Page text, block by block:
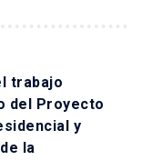
trabajo
del Proyecto
y
la